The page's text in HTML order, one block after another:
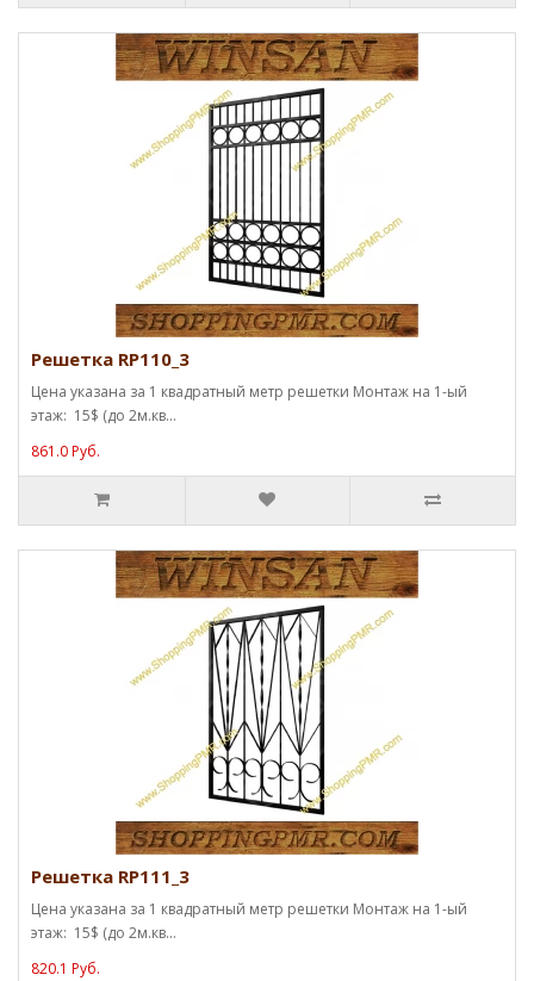
Решетка RP110_3
Цена указана за 1 квадратный метр решетки Монтаж на 1-ый
этаж: 15$ (до 2м.кв...
861.0 Руб.
Решетка RP111_3
Цена указана за 1 квадратный метр решетки Монтаж на 1-ый
этаж: 15$ (до 2м.кв...
820.1 Руб.